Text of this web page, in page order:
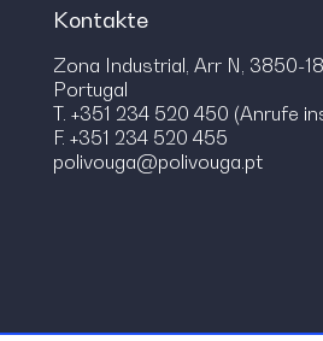
Kontakte
Zona Industrial, Arr N, 3850-
Portugal
T. +351 234 520 450 (Anrufe
F. +351 234 520 455
polivouga@polivouga.pt